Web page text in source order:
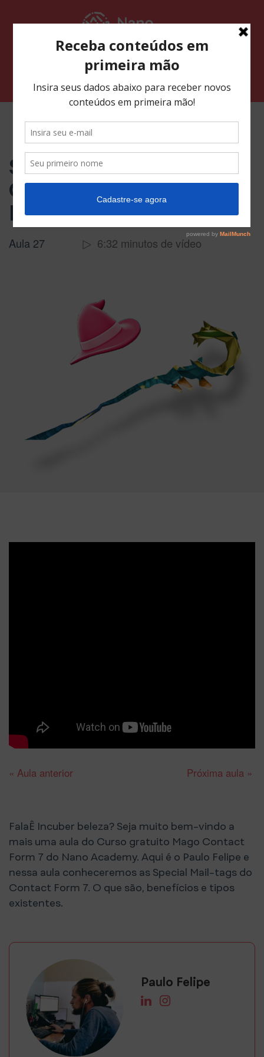
para
Curso Mago Contact Form 7
Special Mail tags
Contact Form 7 –
Introdução
Aula 27 6:32 minutos de vídeo
« Aula anterior Próxima aula »
FalaÊ Incuber beleza? Seja muito bem-vindo a
mais uma aula do Curso gratuito Mago Contact
Form 7 do Nano Academy. Aqui é o Paulo Felipe e
nessa aula conheceremos as Special Mail-tags do
Contact Form 7. O que são, benefícios e tipos
existentes.
Paulo Felipe